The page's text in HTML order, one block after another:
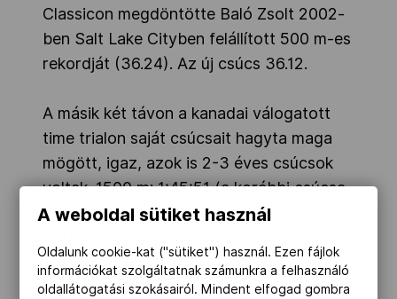
Classicon megdöntötte Baló Zsolt 2002-
ben Salt Lake Cityben felállított 500 m-es
rekordját (36.24). Az új csúcs 36.12.
A másik két távon a kanadai válogatott
time trialon saját csúcsait hagyta maga
mögött, igaz, azok is 2-3 éves csúcsok
voltak. 1500 m: 1:45:51 (a korábbi csúcsa
– 1:45.69, Salt Lake City, 2013.11.15.) és
3:49.05, Inzell,2014.10.11.)
A weboldal sütiket használ
Oldalunk cookie-kat ("sütiket") használ. Ezen fájlok
információkat szolgáltatnak számunkra a felhasználó
oldallátogatási szokásairól. Mindent elfogad gombra